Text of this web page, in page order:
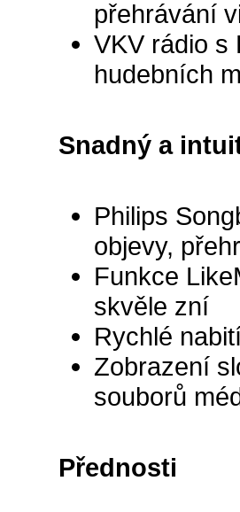
přehrávání
VKV rádio s
hudebních
Snadný a
Philips
objevy,
Funkce
skvěle zní
Rychlé
Zobrazení
souborů
Přednosti